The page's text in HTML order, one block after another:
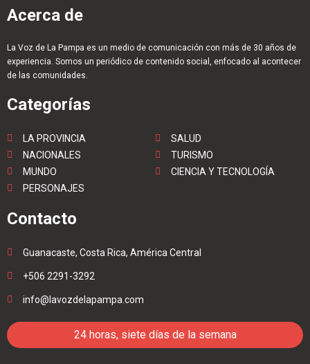
Acerca de
La Voz de La Pampa es un medio de comunicación con más de 30 años de
experiencia. Somos un periódico de contenido social, enfocado al acontecer
de las comunidades.
Categorías
LA PROVINCIA
NACIONALES
MUNDO
PERSONAJES
SALUD
TURISMO
CIENCIA Y TECNOLOGÍA
Contacto
Guanacaste, Costa Rica, América Central
+506 2291-3292
info@lavozdelapampa.com
24 horas, siete días de la semana